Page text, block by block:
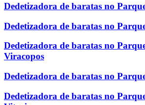
Dedetizadora de baratas no
Dedetizadora de baratas no
Dedetizadora de baratas no
Viracopos
Dedetizadora de baratas no
Dedetizadora de baratas no